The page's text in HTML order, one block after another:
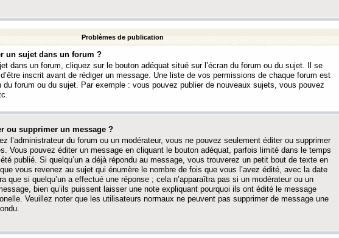
Problèmes de publication
un sujet dans un forum ?
dans un forum, cliquez sur le bouton adéquat situé sur l’écran du forum ou du sujet. Il se
inscrit avant de rédiger un message. Une liste de vos permissions de chaque forum est
du forum ou du sujet. Par exemple : vous pouvez publier de nouveaux sujets, vous pouvez
ou supprimer un message ?
l’administrateur du forum ou un modérateur, vous ne pouvez seulement éditer ou supprimer
Vous pouvez éditer un message en cliquant le bouton adéquat, parfois limité dans le temps
publié. Si quelqu’un a déjà répondu au message, vous trouverez un petit bout de texte en
vous revenez au sujet qui énumère le nombre de fois que vous l’avez édité, avec la date
que si quelqu’un a effectué une réponse ; cela n’apparaîtra pas si un modérateur ou un
bien qu’ils puissent laisser une note expliquant pourquoi ils ont édité le message
Veuillez noter que les utilisateurs normaux ne peuvent pas supprimer de message une